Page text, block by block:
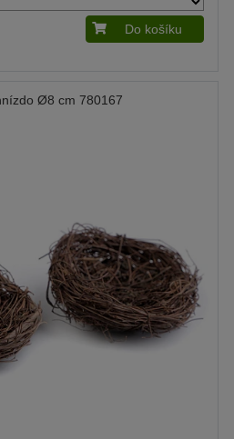
Do košíku
Ø8 cm 780167